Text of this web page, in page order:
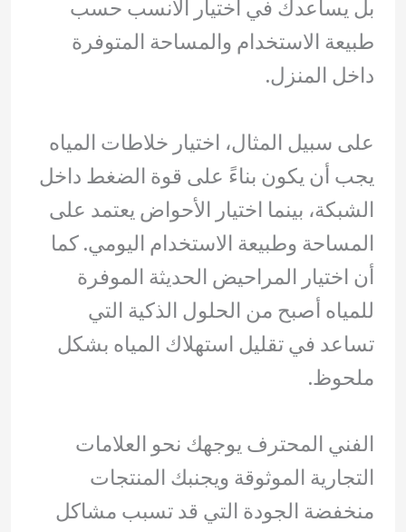
بل يساعدك في اختيار الأنسب حسب
طبيعة الاستخدام والمساحة المتوفرة
داخل المنزل.
على سبيل المثال، اختيار خلاطات المياه
يجب أن يكون بناءً على قوة الضغط داخل
الشبكة، بينما اختيار الأحواض يعتمد على
المساحة وطبيعة الاستخدام اليومي. كما
أن اختيار المراحيض الحديثة الموفرة
للمياه أصبح من الحلول الذكية التي
تساعد في تقليل استهلاك المياه بشكل
ملحوظ.
الفني المحترف يوجهك نحو العلامات
التجارية الموثوقة ويجنبك المنتجات
منخفضة الجودة التي قد تسبب مشاكل